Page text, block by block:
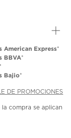
American Express*
BBVA*
*
Bajio*
DE PROMOCIONES
la compra se aplican